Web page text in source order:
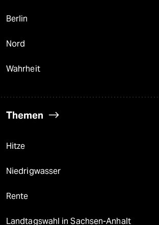
Berlin
Nord
Wahrheit
Themen
Hitze
Niedrigwasser
Rente
Landtagswahl in Sachsen-Anhalt